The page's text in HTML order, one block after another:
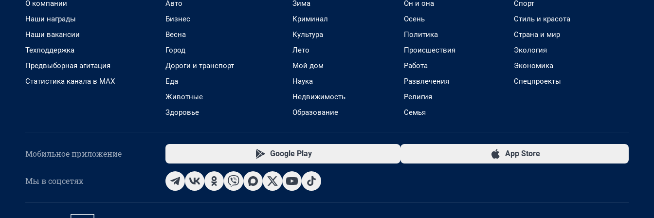
О компании
Наши награды
Наши вакансии
Техподдержка
Предвыборная агитация
Статистика канала в MAX
Авто
Бизнес
Весна
Город
Дороги и транспорт
Еда
Животные
Здоровье
Зима
Криминал
Культура
Лето
Мой дом
Наука
Недвижимость
Образование
Он и она
Осень
Политика
Происшествия
Работа
Развлечения
Религия
Семья
Спорт
Стиль и красота
Страна и мир
Экология
Экономика
Спецпроекты
Мобильное приложение Google Play App Store
Мы в соцсетях